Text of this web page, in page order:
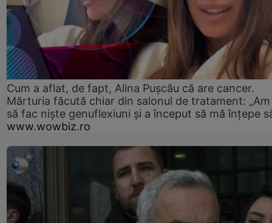
Cum a aflat, de fapt, Alina Pușcău că are cancer.
Mărturia făcută chiar din salonul de tratament:
să fac niște genuflexiuni și a început să mă înțepe
www.wowbiz.ro